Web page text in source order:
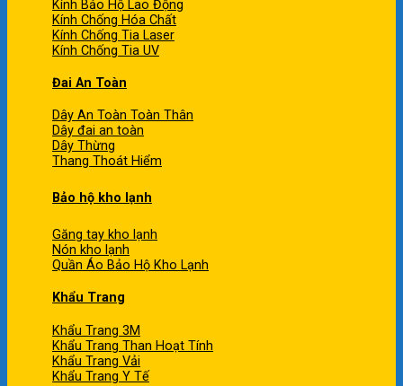
Kính Bảo Hộ Lao Động
Kính Chống Hóa Chất
Kính Chống Tia Laser
Kính Chống Tia UV
Đai An Toàn
Dây An Toàn Toàn Thân
Dây đai an toàn
Dây Thừng
Thang Thoát Hiểm
Bảo hộ kho lạnh
Găng tay kho lạnh
Nón kho lạnh
Quần Áo Bảo Hộ Kho Lạnh
Khẩu Trang
Khẩu Trang 3M
Khẩu Trang Than Hoạt Tính
Khẩu Trang Vải
Khẩu Trang Y Tế